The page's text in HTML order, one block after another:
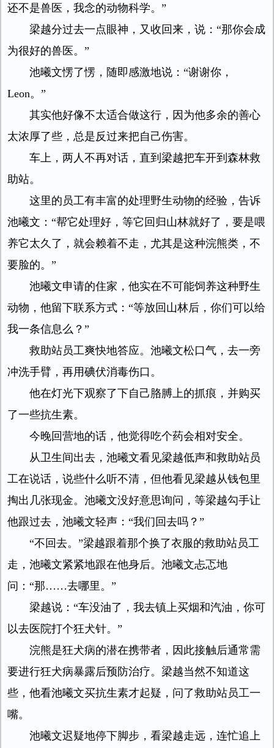
还不是兽医，我念的动物科学。”
梁越分过去一点眼神，又收回来，说：“那你会成
为很好的兽医。”
池曦文愣了愣，随即感激地说：“谢谢你，
Leon。”
其实他好像不太适合做这行，因为他多余的善心
太浓厚了些，总是反过来把自己伤害。
车上，两人不再对话，直到梁越把车开到森林救
助站。
这里的员工有丰富的处理野生动物的经验，告诉
池曦文：“帮它处理好，等它回归山林就好了，要是喂
养它太久了，就会赖着不走，尤其是这种浣熊类，不
要脸的。”
池曦文申请的住家，他实在不可能饲养这种野生
动物，他留下联系方式：“等放回山林后，你们可以给
我一条信息么？”
救助站员工爽快地答应。池曦文松口气，去一旁
冲洗手臂，再用碘伏消毒伤口。
他在灯光下观察了下自己胳膊上的抓痕，并购买
了一些抗生素。
今晚回营地的话，他觉得吃个药会相对安全。
从卫生间出去，池曦文看见梁越低声和救助站员
工在说话，说些什么听不清，但他看见梁越从钱包里
掏出几张现金。池曦文没好意思询问，等梁越勾手让
他跟过去，池曦文轻声：“我们回去吗？”
“不回去。”梁越跟着那个换了衣服的救助站员工
走，池曦文紧紧地跟在他身后。池曦文忐忑地
问：“那……去哪里。”
梁越说：“车没油了，我去镇上买烟和汽油，你可
以去医院打个狂犬针。”
浣熊是狂犬病的潜在携带者，因此接触后通常需
要进行狂犬病暴露后预防治疗。梁越当然不知道这
些，他看池曦文买抗生素才起疑，问了救助站员工一
嘴。
池曦文迟疑地停下脚步，看梁越走远，连忙追上